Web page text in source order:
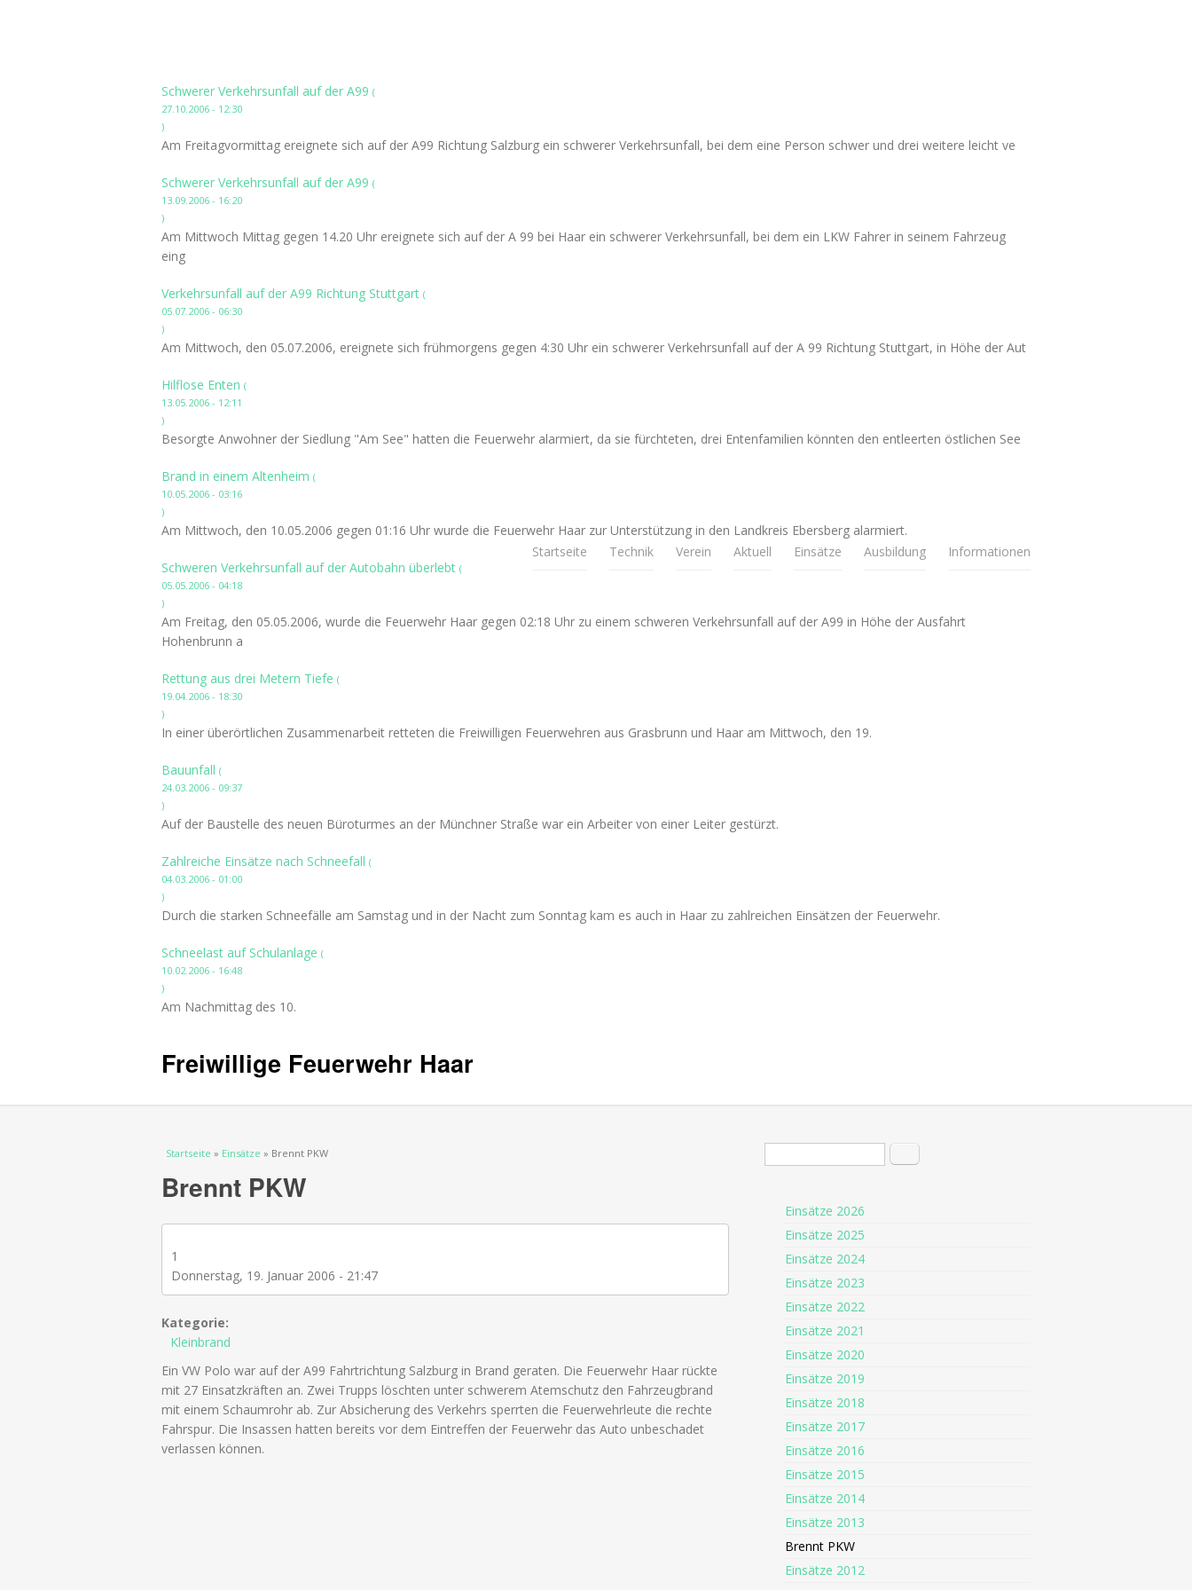
Startseite Technik Verein Aktuell Einsätze Ausbildung Informationen
Schwerer Verkehrsunfall auf der A99 (
27.10.2006 - 12:30
)
Am Freitagvormittag ereignete sich auf der A99 Richtung Salzburg ein schwerer Verkehrsunfall, bei dem eine Person schwer und drei weitere leicht ve
Schwerer Verkehrsunfall auf der A99 (
13.09.2006 - 16:20
)
Am Mittwoch Mittag gegen 14.20 Uhr ereignete sich auf der A 99 bei Haar ein schwerer Verkehrsunfall, bei dem ein LKW Fahrer in seinem Fahrzeug
eing
Verkehrsunfall auf der A99 Richtung Stuttgart (
05.07.2006 - 06:30
)
Am Mittwoch, den 05.07.2006, ereignete sich frühmorgens gegen 4:30 Uhr ein schwerer Verkehrsunfall auf der A 99 Richtung Stuttgart, in Höhe der Aut
Hilflose Enten (
13.05.2006 - 12:11
)
Besorgte Anwohner der Siedlung "Am See" hatten die Feuerwehr alarmiert, da sie fürchteten, drei Entenfamilien könnten den entleerten östlichen See
Brand in einem Altenheim (
10.05.2006 - 03:16
)
Am Mittwoch, den 10.05.2006 gegen 01:16 Uhr wurde die Feuerwehr Haar zur Unterstützung in den Landkreis Ebersberg alarmiert.
Schweren Verkehrsunfall auf der Autobahn überlebt (
05.05.2006 - 04:18
)
Am Freitag, den 05.05.2006, wurde die Feuerwehr Haar gegen 02:18 Uhr zu einem schweren Verkehrsunfall auf der A99 in Höhe der Ausfahrt
Hohenbrunn a
Rettung aus drei Metern Tiefe (
19.04.2006 - 18:30
)
In einer überörtlichen Zusammenarbeit retteten die Freiwilligen Feuerwehren aus Grasbrunn und Haar am Mittwoch, den 19.
Bauunfall (
24.03.2006 - 09:37
)
Auf der Baustelle des neuen Büroturmes an der Münchner Straße war ein Arbeiter von einer Leiter gestürzt.
Zahlreiche Einsätze nach Schneefall (
04.03.2006 - 01:00
)
Durch die starken Schneefälle am Samstag und in der Nacht zum Sonntag kam es auch in Haar zu zahlreichen Einsätzen der Feuerwehr.
Schneelast auf Schulanlage (
10.02.2006 - 16:48
)
Am Nachmittag des 10.
Freiwillige Feuerwehr Haar
Sie sind hier
Startseite » Einsätze » Brennt PKW
Brennt PKW
1
Donnerstag, 19. Januar 2006 - 21:47
Kategorie:
Kleinbrand
Ein VW Polo war auf der A99 Fahrtrichtung Salzburg in Brand geraten. Die Feuerwehr Haar rückte
mit 27 Einsatzkräften an. Zwei Trupps löschten unter schwerem Atemschutz den Fahrzeugbrand
mit einem Schaumrohr ab. Zur Absicherung des Verkehrs sperrten die Feuerwehrleute die rechte
Fahrspur. Die Insassen hatten bereits vor dem Eintreffen der Feuerwehr das Auto unbeschadet
verlassen können.
Suchformular Suche
Einsätze 2026
Einsätze 2025
Einsätze 2024
Einsätze 2023
Einsätze 2022
Einsätze 2021
Einsätze 2020
Einsätze 2019
Einsätze 2018
Einsätze 2017
Einsätze 2016
Einsätze 2015
Einsätze 2014
Einsätze 2013
Brennt PKW
Einsätze 2012